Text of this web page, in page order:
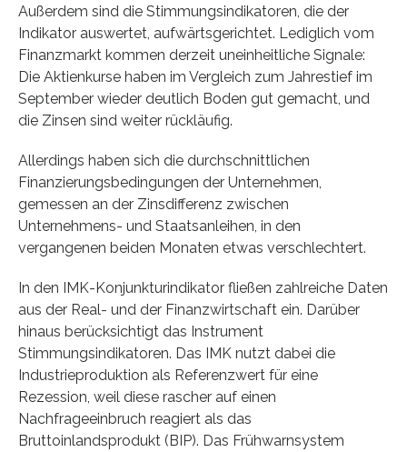
Außerdem sind die Stimmungsindikatoren, die der
Indikator auswertet, aufwärtsgerichtet. Lediglich vom
Finanzmarkt kommen derzeit uneinheitliche Signale:
Die Aktienkurse haben im Vergleich zum Jahrestief im
September wieder deutlich Boden gut gemacht, und
die Zinsen sind weiter rückläufig.
Allerdings haben sich die durchschnittlichen
Finanzierungsbedingungen der Unternehmen,
gemessen an der Zinsdifferenz zwischen
Unternehmens- und Staatsanleihen, in den
vergangenen beiden Monaten etwas verschlechtert.
In den IMK-Konjunkturindikator fließen zahlreiche Daten
aus der Real- und der Finanzwirtschaft ein. Darüber
hinaus berücksichtigt das Instrument
Stimmungsindikatoren. Das IMK nutzt dabei die
Industrieproduktion als Referenzwert für eine
Rezession, weil diese rascher auf einen
Nachfrageeinbruch reagiert als das
Bruttoinlandsprodukt (BIP). Das Frühwarnsystem